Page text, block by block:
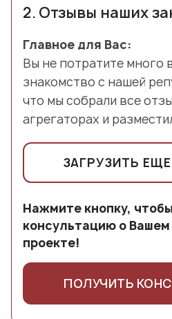
2. Отзывы наших
Главное для Вас:
Вы не потратите много
знакомство с нашей
что мы собрали все
агрегаторах и
ЗАГРУЗИТЬ
Нажмите кнопку,
консультацию о
проекте!
ПОЛУЧИТЬ